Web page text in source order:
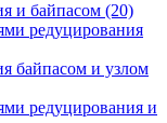
и байпасом (20)
редуцирования
байпасом и узлом
редуцирования и